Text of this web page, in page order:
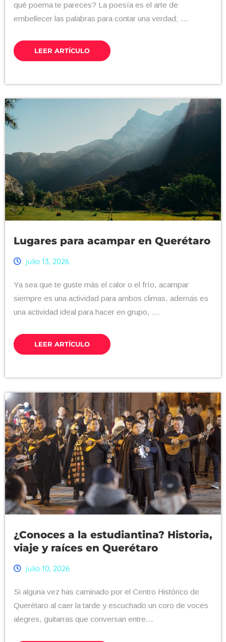
qué poema te pareces? La poesía es el arte de
embellecer las palabras para contar una verdad; ...
LEER ARTÍCULO
Lugares para acampar en Querétaro
julio 13, 2026
Ya sea que te guste más el calor o el frío, acampar
siempre es una actividad para ambos climas, además es
una actividad ideal para hacer en grupo, ...
LEER ARTÍCULO
¿Conoces a la estudiantina? Historia,
viaje y raíces en Querétaro
julio 10, 2026
Si alguna vez has caminado por el Centro Histórico de
Querétaro al caer la tarde y escuchado un coro de voces
alegres, guitarras que conversan entre...